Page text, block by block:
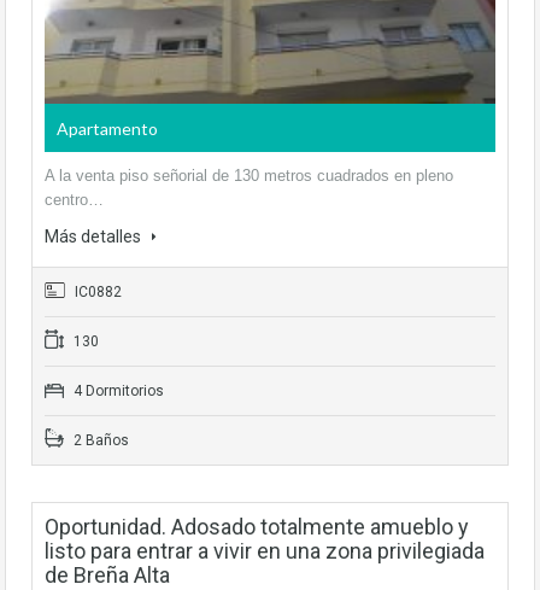
Apartamento
A la venta piso señorial de 130 metros cuadrados en pleno
centro…
Más detalles
IC0882
130
4 Dormitorios
2 Baños
Oportunidad. Adosado totalmente amueblo y
listo para entrar a vivir en una zona privilegiada
de Breña Alta